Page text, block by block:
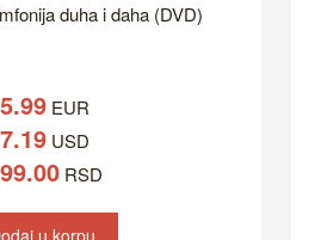
duha i daha (DVD)
5.99 EUR
7.19 USD
RSD